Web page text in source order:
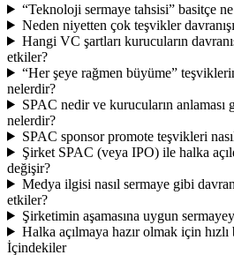
“Teknoloji sermaye tahsisi” basitçe
Neden niyetten çok teşvikler
Hangi VC şartları kurucuların
etkiler?
“Her şeye rağmen büyüme”
nelerdir?
SPAC nedir ve kurucuların anlaması
nelerdir?
SPAC sponsor promote teşvikleri
Şirket SPAC (veya IPO) ile halka
değişir?
Medya ilgisi nasıl sermaye gibi
etkiler?
Şirketimin aşamasına uygun
Halka açılmaya hazır olmak için
İçindekiler